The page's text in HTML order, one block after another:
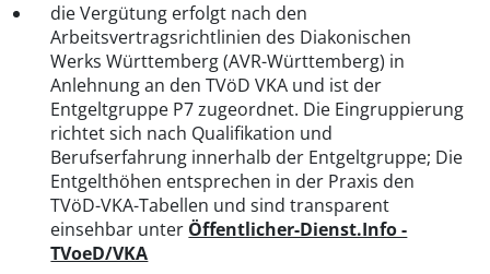
die Vergütung erfolgt nach den
Arbeitsvertragsrichtlinien des Diakonischen
Werks Württemberg (AVR-Württemberg) in
Anlehnung an den TVöD VKA und ist der
Entgeltgruppe P7 zugeordnet. Die Eingruppierung
richtet sich nach Qualifikation und
Berufserfahrung innerhalb der Entgeltgruppe; Die
Entgelthöhen entsprechen in der Praxis den
TVöD-VKA-Tabellen und sind transparent
einsehbar unter Öffentlicher-Dienst.Info -
TVoeD/VKA